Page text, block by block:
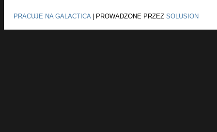
PRACUJE NA GALACTICA| PROWADZONE PRZEZ SOLUSION